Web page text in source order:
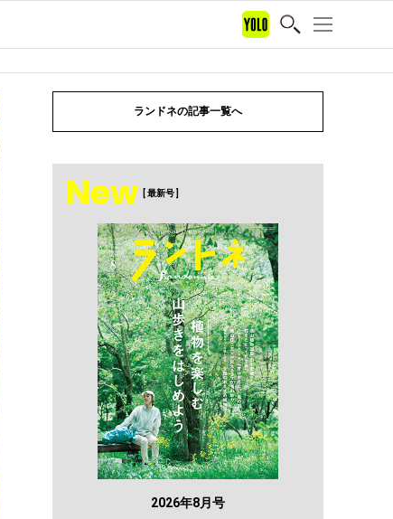
ランドネの記事一覧へ
New [ 最新号 ]
2026年8月号